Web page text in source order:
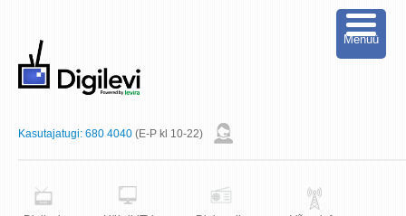
Kasutajatugi: 680 4040 (E-P kl 10-22)
Menüü